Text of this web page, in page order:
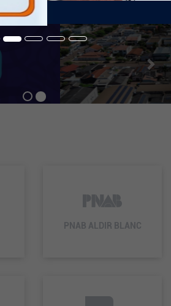
de
Navegação
.
PNAB ALDIR BLANC